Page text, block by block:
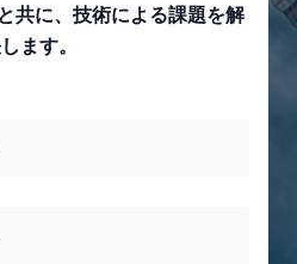
共に、技術による課題を解
ます。